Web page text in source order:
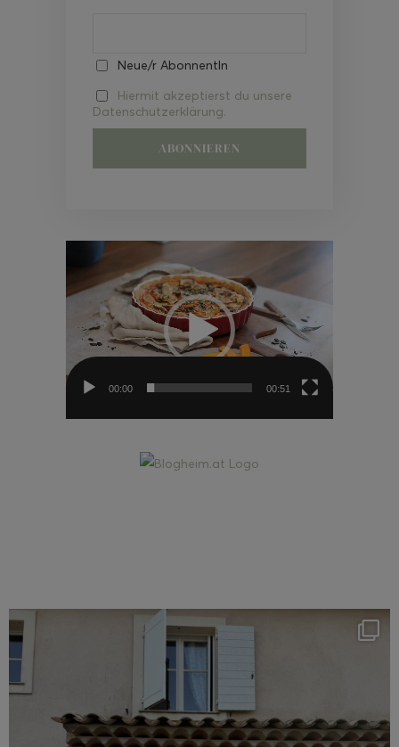
Neue/r AbonnentIn
Hiermit akzeptierst du unsere
Datenschutzerklärung.
Video-
00:00 00:51